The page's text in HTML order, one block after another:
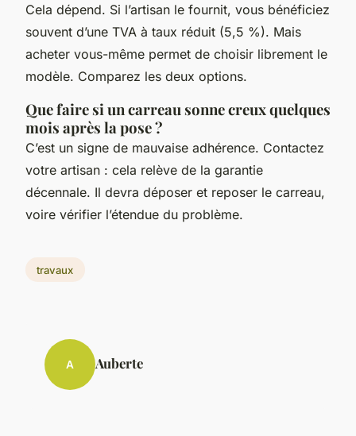
Cela dépend. Si l’artisan le fournit, vous bénéficiez
souvent d’une TVA à taux réduit (5,5 %). Mais
acheter vous-même permet de choisir librement le
modèle. Comparez les deux options.
Que faire si un carreau sonne creux quelques
mois après la pose ?
C’est un signe de mauvaise adhérence. Contactez
votre artisan : cela relève de la garantie
décennale. Il devra déposer et reposer le carreau,
voire vérifier l’étendue du problème.
travaux
A Auberte